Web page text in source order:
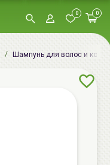
0 0
Шампунь для волос и кожи